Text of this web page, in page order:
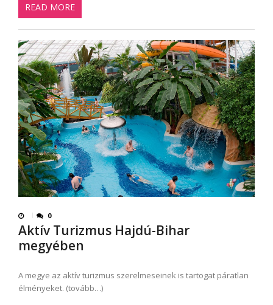
READ MORE
0
Aktív Turizmus Hajdú-Bihar
megyében
A megye az aktív turizmus szerelmeseinek is tartogat páratlan
élményeket. (tovább…)